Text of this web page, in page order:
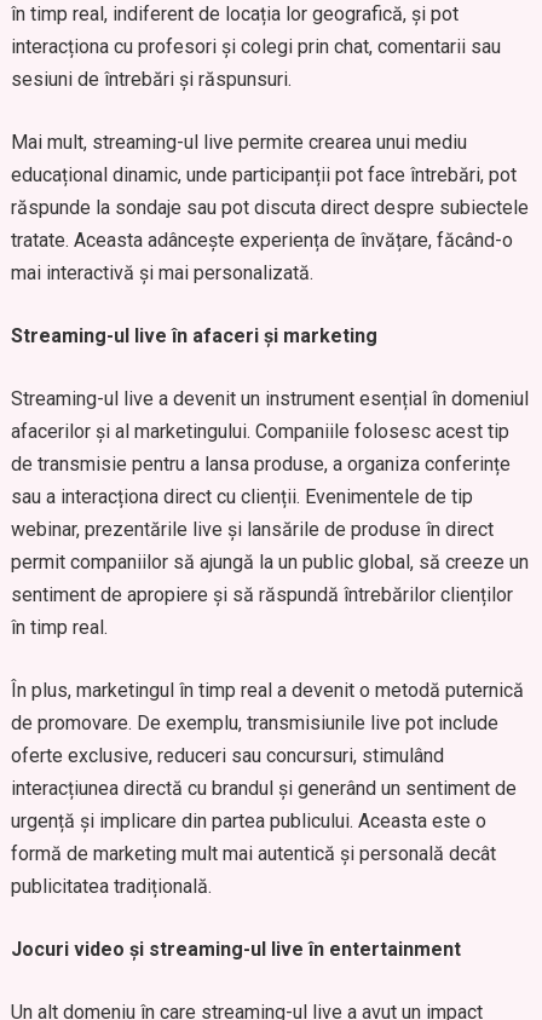
în timp real, indiferent de locația lor geografică, și pot
interacționa cu profesori și colegi prin chat, comentarii sau
sesiuni de întrebări și răspunsuri.
Mai mult, streaming-ul live permite crearea unui mediu
educațional dinamic, unde participanții pot face întrebări, pot
răspunde la sondaje sau pot discuta direct despre subiectele
tratate. Aceasta adâncește experiența de învățare, făcând-o
mai interactivă și mai personalizată.
Streaming-ul live în afaceri și marketing
Streaming-ul live a devenit un instrument esențial în domeniul
afacerilor și al marketingului. Companiile folosesc acest tip
de transmisie pentru a lansa produse, a organiza conferințe
sau a interacționa direct cu clienții. Evenimentele de tip
webinar, prezentările live și lansările de produse în direct
permit companiilor să ajungă la un public global, să creeze un
sentiment de apropiere și să răspundă întrebărilor clienților
în timp real.
În plus, marketingul în timp real a devenit o metodă puternică
de promovare. De exemplu, transmisiunile live pot include
oferte exclusive, reduceri sau concursuri, stimulând
interacțiunea directă cu brandul și generând un sentiment de
urgență și implicare din partea publicului. Aceasta este o
formă de marketing mult mai autentică și personală decât
publicitatea tradițională.
Jocuri video și streaming-ul live în entertainment
Un alt domeniu în care streaming-ul live a avut un impact